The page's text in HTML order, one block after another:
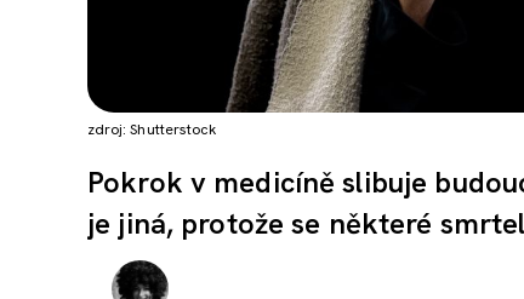
zdroj: Shutterstock
Pokrok v medicíně slibuje
je jiná, protože se některé